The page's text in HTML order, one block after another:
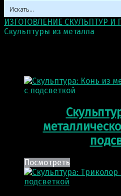
ИЗГОТОВЛЕНИЕ СКУЛЬПТУР
Скульптуры из металла
Посмотреть